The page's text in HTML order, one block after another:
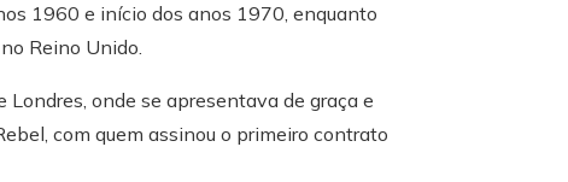
1960 e início dos anos 1970, enquanto
Reino Unido.
onde se apresentava de graça e
com quem assinou o primeiro contrato